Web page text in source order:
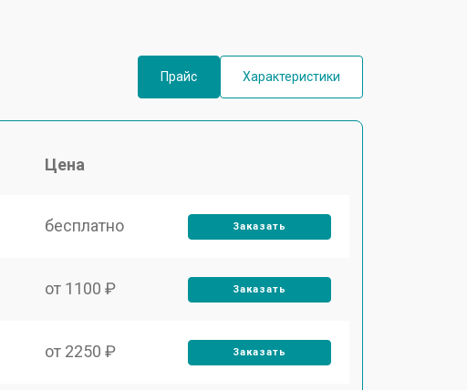
Прайс
Характеристики
Цена
бесплатно Заказать
от 1100 ₽ Заказать
от 2250 ₽ Заказать